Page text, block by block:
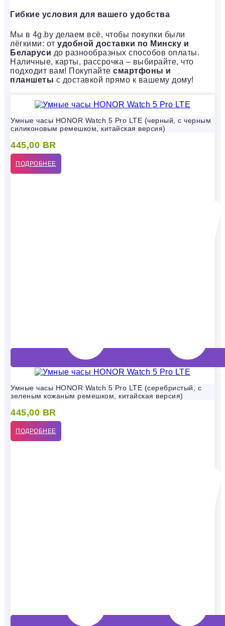
Гибкие условия для вашего удобства
Мы в 4g.by делаем всё, чтобы покупки были
лёгкими: от удобной доставки по Минску и
Беларуси до разнообразных способов оплаты.
Наличные, карты, рассрочка – выбирайте, что
подходит вам! Покупайте смартфоны и
планшеты с доставкой прямо к вашему дому!
Умные часы HONOR Watch 5 Pro LTE (черный, с черным
силиконовым ремешком, китайская версия)
445,00 BR
ПОДРОБНЕЕ
Умные часы HONOR Watch 5 Pro LTE (серебристый, с
зеленым кожаным ремешком, китайская версия)
445,00 BR
ПОДРОБНЕЕ